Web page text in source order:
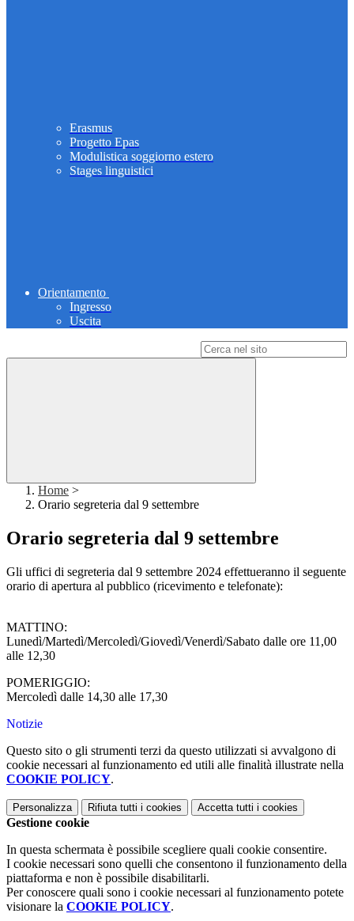
Erasmus
Progetto Epas
Modulistica soggiorno estero
Stages linguistici
Orientamento
Ingresso
Uscita
Home >
Orario segreteria dal 9 settembre
Orario segreteria dal 9 settembre
Gli uffici di segreteria dal 9 settembre 2024 effettueranno il seguente
orario di apertura al pubblico (ricevimento e telefonate):
MATTINO:
Lunedì/Martedì/Mercoledì/Giovedì/Venerdì/Sabato dalle ore 11,00
alle 12,30
POMERIGGIO:
Mercoledì dalle 14,30 alle 17,30
Notizie
Questo sito o gli strumenti terzi da questo utilizzati si avvalgono di
cookie necessari al funzionamento ed utili alle finalità illustrate nella
COOKIE POLICY.
Personalizza Rifiuta tutti i cookies Accetta tutti i cookies
Gestione cookie
In questa schermata è possibile scegliere quali cookie consentire.
I cookie necessari sono quelli che consentono il funzionamento della
piattaforma e non è possibile disabilitarli.
Per conoscere quali sono i cookie necessari al funzionamento potete
visionare la COOKIE POLICY.